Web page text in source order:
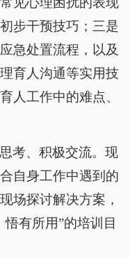
步干预技巧；三是
急处置流程，以及
育人沟通等实用技
人工作中的难点、
考、积极交流。现
自身工作中遇到的
场探讨解决方案，
有所用”的培训目